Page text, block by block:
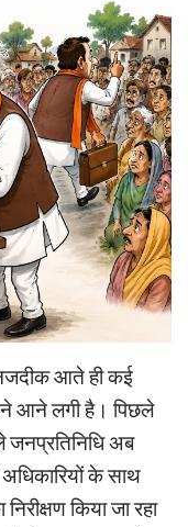
आते ही कई
आने लगी है। पिछले
जनप्रतिनिधि अब
के साथ
किया जा रहा